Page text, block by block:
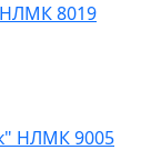
НЛМК 8019